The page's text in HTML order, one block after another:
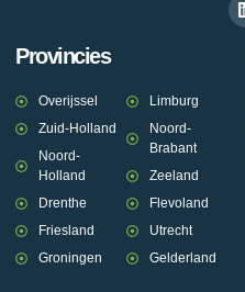
Provincies
Overijssel
Zuid-Holland
Noord-
Holland
Drenthe
Friesland
Groningen
Limburg
Noord-
Brabant
Zeeland
Flevoland
Utrecht
Gelderland